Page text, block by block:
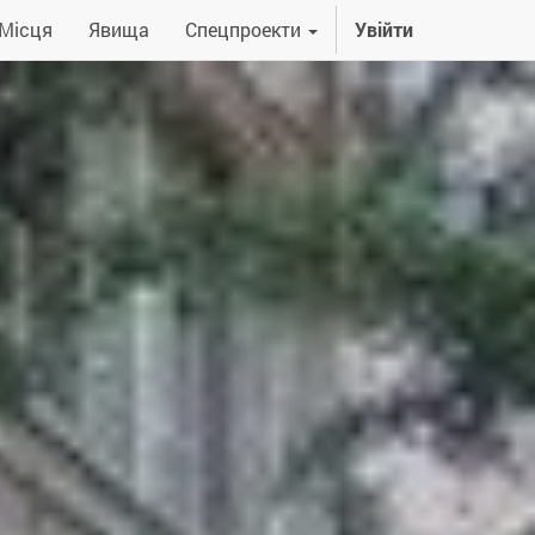
Явища Спецпроекти Увійти